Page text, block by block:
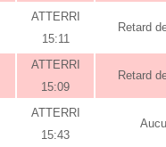
ATTERRI
15:11
Retard
ATTERRI
15:09
Retard
ATTERRI
15:43